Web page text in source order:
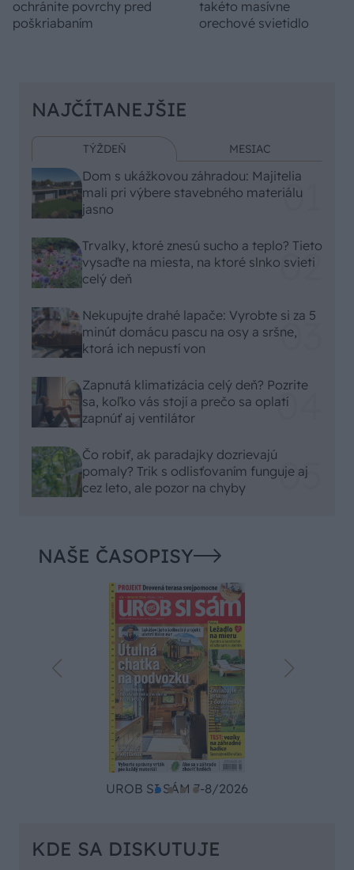
ochránite povrchy pred
poškriabaním
takéto masívne
orechové svietidlo
NAJČÍTANEJŠIE
TÝŽDEŇ MESIAC
Dom s ukážkovou záhradou: Majitelia
mali pri výbere stavebného materiálu
jasno
Trvalky, ktoré znesú sucho a teplo? Tieto
vysaďte na miesta, na ktoré slnko svieti
celý deň
Nekupujte drahé lapače: Vyrobte si za 5
minút domácu pascu na osy a sršne,
ktorá ich nepustí von
Zapnutá klimatizácia celý deň? Pozrite
sa, koľko vás stojí a prečo sa oplatí
zapnúť aj ventilátor
Čo robiť, ak paradajky dozrievajú
pomaly? Trik s odlisťovaním funguje aj
cez leto, ale pozor na chyby
NAŠE ČASOPISY
UROB SI SÁM 7-8/2026
KDE SA DISKUTUJE